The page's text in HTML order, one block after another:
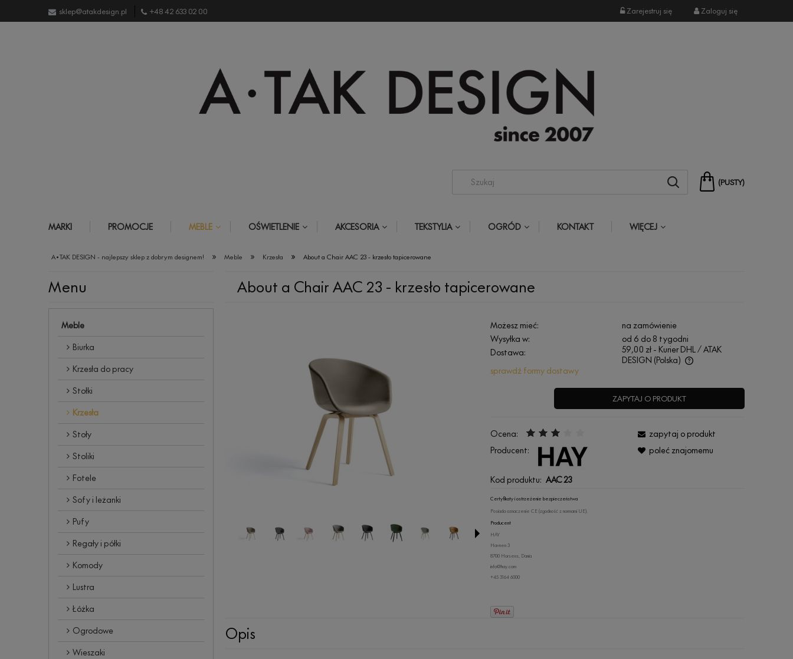
sklep@atakdesign.pl +48 42 633 02 00 Zarejestruj się Zaloguj się
(PUSTY)
MARKI PROMOCJE MEBLE OŚWIETLENIE AKCESORIA TEKSTYLIA OGRÓD KONTAKT WIĘCEJ
A•TAK DESIGN - najlepszy sklep z dobrym designem! » Meble » Krzesła » About a Chair AAC 23 - krzesło tapicerowane
Menu
Meble
Biurka
Krzesła do pracy
Stołki
Krzesła
Stoły
Stoliki
Fotele
Sofy i leżanki
Pufy
Regały i półki
Komody
Lustra
Łóżka
Ogrodowe
Wieszaki
About a Chair AAC 23 - krzesło tapicerowane
Możesz mieć:
na zamówienie
Wysyłka w:
od 6 do 8 tygodni
Dostawa:
59,00 zł - Kurier DHL / ATAK
DESIGN (Polska)
Cena nie zawiera ewentualnych kosztów
sprawdź formy dostawy
ZAPYTAJ O PRODUKT
Ocena:
Producent:
Kod produktu: AAC 23
zapytaj o produkt
poleć znajomemu
Certyfikaty i ostrzeżenie bezpieczeństwa
Posiada oznaczenie CE (zgodność z normami UE).
Producent
HAY
Havnen 3
8700 Horsens, Dania
info@hay.com
+45 3164 6000
Opis